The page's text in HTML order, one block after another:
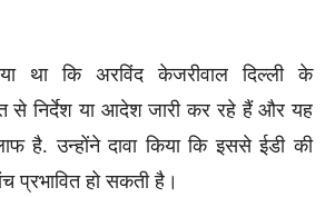
था कि अरविंद केजरीवाल दिल्ली के
से निर्देश या आदेश जारी कर रहे हैं और यह
है. उन्होंने दावा किया कि इससे ईडी की
प्रभावित हो सकती है।